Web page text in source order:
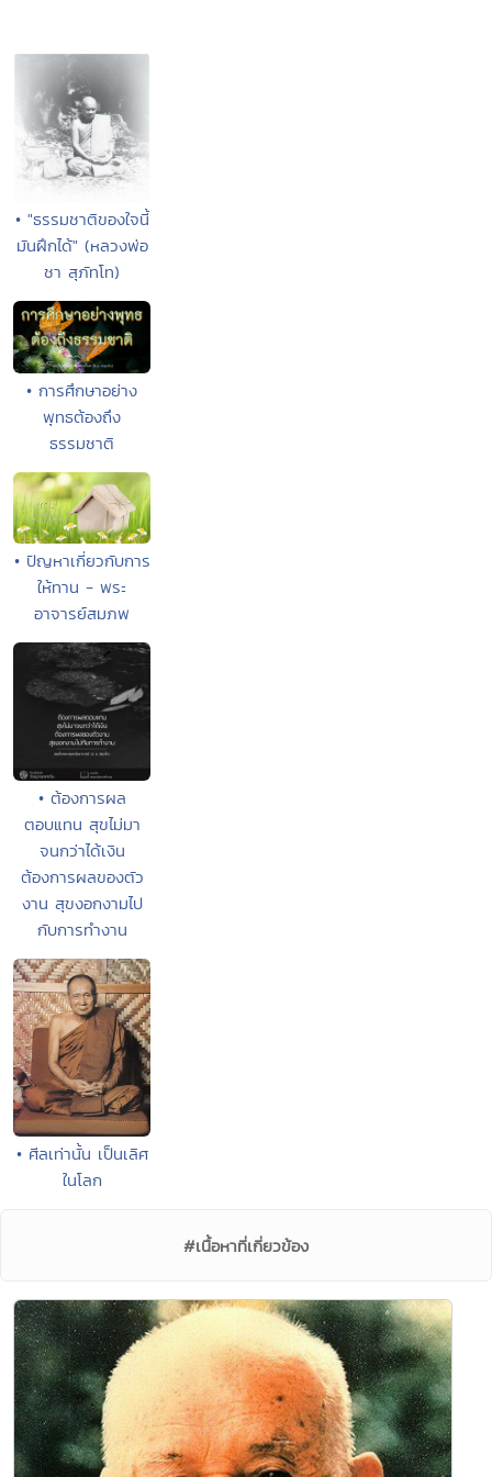
• "ธรรมชาติของใจนี้
มันฝึกได้" (หลวงพ่อ
ชา สุภัทโท)
• การศึกษาอย่าง
พุทธต้องถึง
ธรรมชาติ
• ปัญหาเกี่ยวกับการ
ให้ทาน - พระ
อาจารย์สมภพ
• ต้องการผล
ตอบแทน สุขไม่มา
จนกว่าได้เงิน
ต้องการผลของตัว
งาน สุขงอกงามไป
กับการทำงาน
• ศีลเท่านั้น เป็นเลิศ
ในโลก
#เนื้อหาที่เกี่ยวข้อง